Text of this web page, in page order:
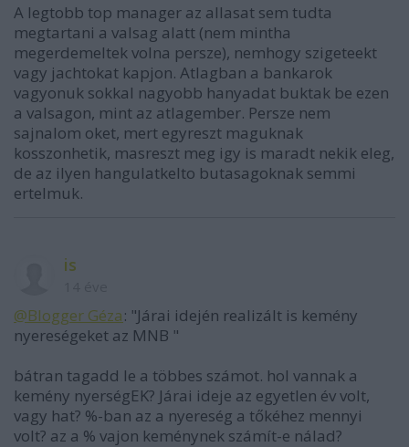
A legtobb top manager az allasat sem tudta
megtartani a valsag alatt (nem mintha
megerdemeltek volna persze), nemhogy szigeteekt
vagy jachtokat kapjon. Atlagban a bankarok
vagyonuk sokkal nagyobb hanyadat buktak be ezen
a valsagon, mint az atlagember. Persze nem
sajnalom oket, mert egyreszt maguknak
kosszonhetik, masreszt meg igy is maradt nekik eleg,
de az ilyen hangulatkelto butasagoknak semmi
ertelmuk.
is
@Blogger Géza: "Járai idején realizált is kemény
nyereségeket az MNB "
bátran tagadd le a többes számot. hol vannak a
kemény nyerségEK? Járai ideje az egyetlen év volt,
vagy hat? %-ban az a nyereség a tőkéhez mennyi
volt? az a % vajon keménynek számít-e nálad?